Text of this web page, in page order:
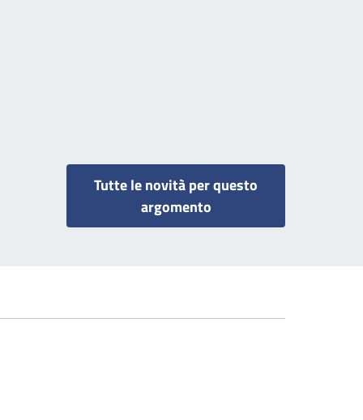
Tutte le novità per questo
argomento